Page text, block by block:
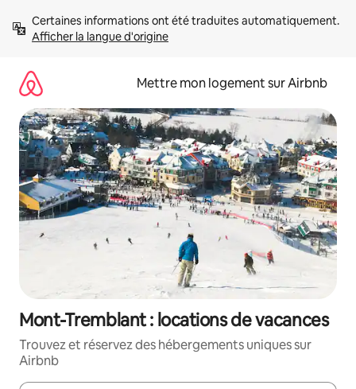
directement
Afficher la langue d'origine
Mettre mon logement sur Airbnb
Mont-Tremblant : locations de vacances
Trouvez et réservez des hébergements uniques sur
Airbnb